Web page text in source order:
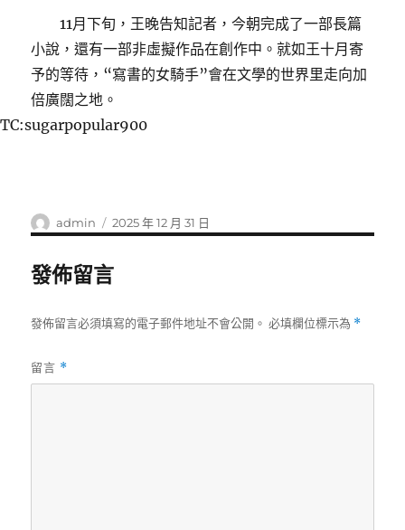
11月下旬，王晚告知記者，今朝完成了一部長篇
小說，還有一部非虛擬作品在創作中。就如王十月寄
予的等待，“寫書的女騎手”會在文學的世界里走向加
倍廣闊之地。
TC:sugarpopular900
作
者
admin
發
佈
2025 年 12 月 31 日
發佈留言
發佈留言必須填寫的電子郵件地址不會公開。 必填欄位標示為 *
留言 *